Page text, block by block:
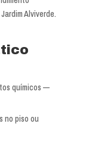
Alviverde.
químicos —
no piso ou